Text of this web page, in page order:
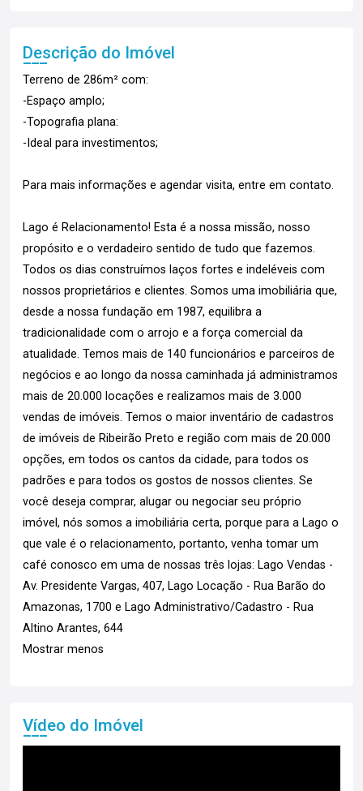
Descrição do Imóvel
Terreno de 286m² com:
-Espaço amplo;
-Topografia plana:
-Ideal para investimentos;
Para mais informações e agendar visita, entre em contato.
Lago é Relacionamento! Esta é a nossa missão, nosso
propósito e o verdadeiro sentido de tudo que fazemos.
Todos os dias construímos laços fortes e indeléveis com
nossos proprietários e clientes. Somos uma imobiliária que,
desde a nossa fundação em 1987, equilibra a
tradicionalidade com o arrojo e a força comercial da
atualidade. Temos mais de 140 funcionários e parceiros de
negócios e ao longo da nossa caminhada já administramos
mais de 20.000 locações e realizamos mais de 3.000
vendas de imóveis. Temos o maior inventário de cadastros
de imóveis de Ribeirão Preto e região com mais de 20.000
opções, em todos os cantos da cidade, para todos os
padrões e para todos os gostos de nossos clientes. Se
você deseja comprar, alugar ou negociar seu próprio
imóvel, nós somos a imobiliária certa, porque para a Lago o
que vale é o relacionamento, portanto, venha tomar um
café conosco em uma de nossas três lojas: Lago Vendas -
Av. Presidente Vargas, 407, Lago Locação - Rua Barão do
Amazonas, 1700 e Lago Administrativo/Cadastro - Rua
Altino Arantes, 644
Mostrar menos
Vídeo do Imóvel